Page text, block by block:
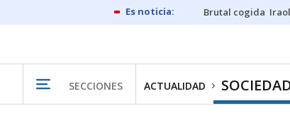
Brutal cogida
SECCIONES ACTUALIDAD